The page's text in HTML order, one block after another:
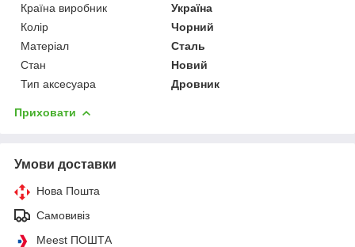
Країна виробник
Україна
Колір
Чорний
Матеріал
Сталь
Стан
Новий
Тип аксесуара
Дровник
Приховати
Умови доставки
Нова Пошта
Самовивіз
Meest ПОШТА